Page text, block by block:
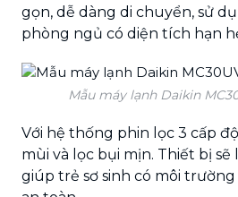
gọn, dễ dàng di chuyển, sử
phòng ngủ có diện tích hạn
Mẫu máy lạnh Daikin
Với hệ thống phin lọc 3 cấp
mùi và lọc bụi mịn. Thiết bị
giúp trẻ sơ sinh có môi